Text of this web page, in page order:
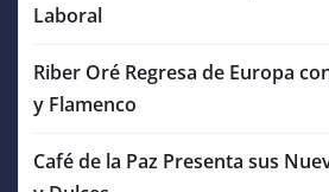
Laboral
Riber Oré Regresa de Europa
y Flamenco
Café de la Paz Presenta sus